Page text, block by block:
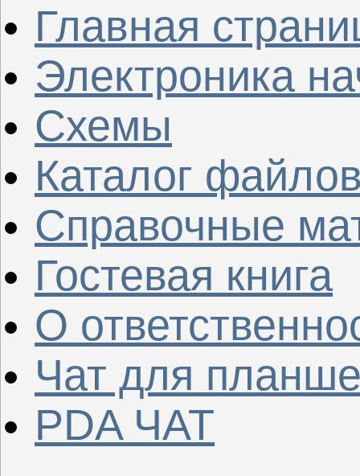
Главная
Электроника
Схемы
Каталог
Справочные
Гостевая книга
О
Чат для
PDA ЧАТ